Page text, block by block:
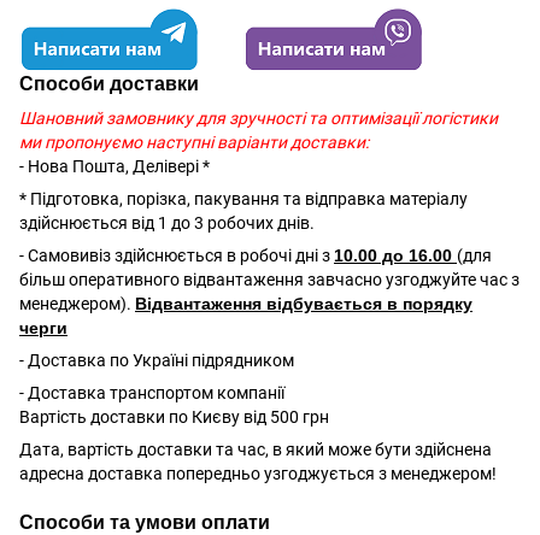
Способи доставки
Шановний замовнику для зручності та оптимізації логістики
ми пропонуємо наступні варіанти доставки:
- Нова Пошта, Делівері *
* Підготовка, порізка, пакування та відправка матеріалу
здійснюється від 1 до 3 робочих днів.
- Самовивіз здійснюється в робочі дні з 10.00 до 16.00 (для
більш оперативного відвантаження завчасно узгоджуйте час з
менеджером). Відвантаження відбувається в порядку
черги
- Доставка по Україні підрядником
- Доставка транспортом компанії
Вартість доставки по Києву від 500 грн
Дата, вартість доставки та час, в який може бути здійснена
адресна доставка попередньо узгоджується з менеджером!
Способи та умови оплати